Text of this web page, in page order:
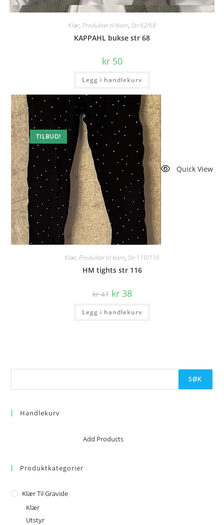
Quick View
Klær, Produkter til barn, Str 62/68
KAPPAHL bukse str 68
kr50
Legg i handlekurv
TILBUD!
Quick View
Klær, Produkter til barn, Str 110/116
HM tights str 116
kr41 Opprinnelig
pris
var:
kr 41.
kr38Nåværende
pris
er:
kr 38.
Legg i handlekurv
SØK
Handlekurv
No products in the cart.Add Products
Produktkategorier
Klær Til Gravide
Klær
Utstyr